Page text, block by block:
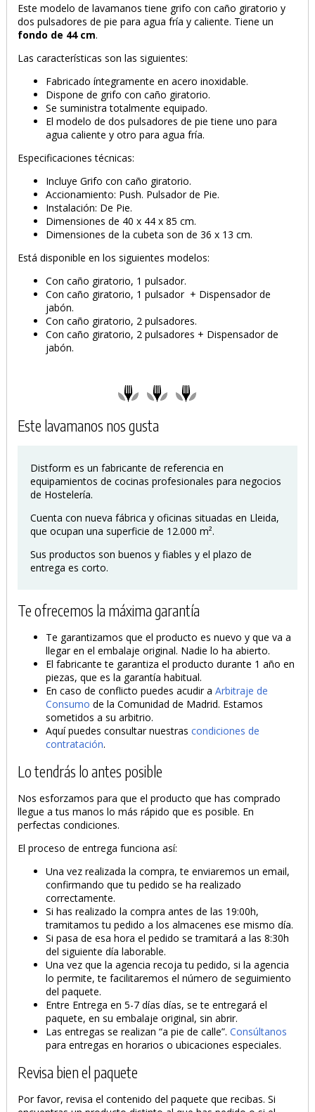
PRODUCTO AÑADIDO AL CARRITO
Este modelo de lavamanos tiene grifo con caño giratorio y
dos pulsadores de pie para agua fría y caliente. Tiene un
fondo de 44 cm.
Las características son las siguientes:
Fabricado íntegramente en acero inoxidable.
Dispone de grifo con caño giratorio.
Se suministra totalmente equipado.
El modelo de dos pulsadores de pie tiene uno para
agua caliente y otro para agua fría.
Especificaciones técnicas:
Incluye Grifo con caño giratorio.
Accionamiento: Push. Pulsador de Pie.
Instalación: De Pie.
Dimensiones de 40 x 44 x 85 cm.
Dimensiones de la cubeta son de 36 x 13 cm.
Está disponible en los siguientes modelos:
Con caño giratorio, 1 pulsador.
Con caño giratorio, 1 pulsador + Dispensador de
jabón.
Con caño giratorio, 2 pulsadores.
Con caño giratorio, 2 pulsadores + Dispensador de
jabón.
Este lavamanos nos gusta
Distform es un fabricante de referencia en
equipamientos de cocinas profesionales para negocios
de Hostelería.
Cuenta con nueva fábrica y oficinas situadas en Lleida,
que ocupan una superficie de 12.000 m².
Sus productos son buenos y fiables y el plazo de
entrega es corto.
Te ofrecemos la máxima garantía
Te garantizamos que el producto es nuevo y que va a
llegar en el embalaje original. Nadie lo ha abierto.
El fabricante te garantiza el producto durante 1 año en
piezas, que es la garantía habitual.
En caso de conflicto puedes acudir aArbitraje de
Consumo de la Comunidad de Madrid. Estamos
sometidos a su arbitrio.
Aquí puedes consultar nuestrascondiciones de
contratación.
Lo tendrás lo antes posible
Nos esforzamos para que el producto que has comprado
llegue a tus manos lo más rápido que es posible. En
perfectas condiciones.
El proceso de entrega funciona así:
Una vez realizada la compra, te enviaremos un email,
confirmando que tu pedido se ha realizado
correctamente.
Si has realizado la compra antes de las 19:00h,
tramitamos tu pedido a los almacenes ese mismo día.
Si pasa de esa hora el pedido se tramitará a las 8:30h
del siguiente día laborable.
Una vez que la agencia recoja tu pedido, si la agencia
lo permite, te facilitaremos el número de seguimiento
del paquete.
Entre Entrega en 5-7 días días, se te entregará el
paquete, en su embalaje original, sin abrir.
Las entregas se realizan “a pie de calle”.Consúltanos
para entregas en horarios o ubicaciones especiales.
Revisa bien el paquete
Por favor, revisa el contenido del paquete que recibas. Si